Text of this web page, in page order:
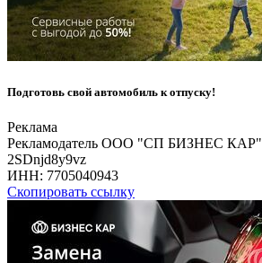
Подготовь свой автомобиль к отпуску!
Реклама
Рекламодатель ООО "СП БИЗНЕС КАР"
2SDnjd8y9vz
ИНН: 7705040943
Скопировать ссылку